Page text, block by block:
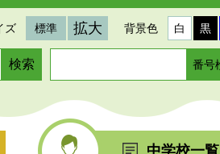
ズ 標準 拡大 背景色 白 黒
番
号